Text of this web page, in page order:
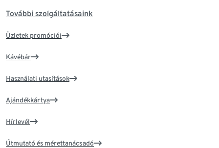
További szolgáltatásaink
Üzletek promóciói
Kávébár
Használati utasítások
Ajándékkártya
Hírlevél
Útmutató és mérettanácsadó